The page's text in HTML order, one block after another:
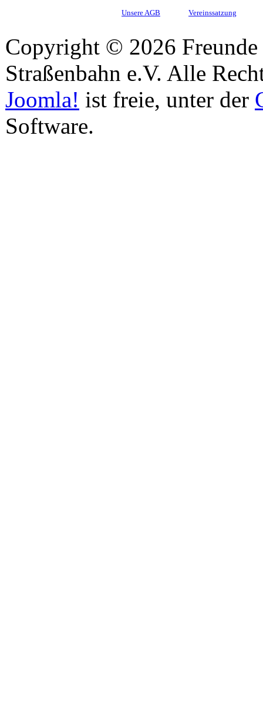
Unsere AGB Vereinssatzung
Copyright © 2026
Straßenbahn e.V. Alle
Joomla! ist freie, unter der
Software.